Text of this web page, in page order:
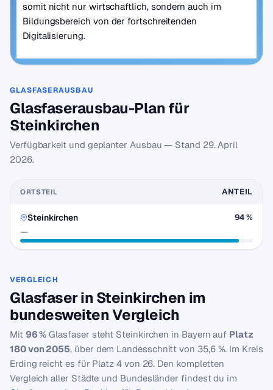
somit nicht nur wirtschaftlich, sondern auch im
Bildungsbereich von der fortschreitenden
Digitalisierung.
GLASFASERAUSBAU
Glasfaserausbau-Plan für
Steinkirchen
Verfügbarkeit und geplanter Ausbau — Stand 29. April
2026.
ORTSTEIL ANTEIL
Steinkirchen
—
94 %
VERGLEICH
Glasfaser in Steinkirchen im
bundesweiten Vergleich
Mit 96 % Glasfaser steht Steinkirchen in Bayern auf Platz
180 von 2055, über dem Landesschnitt von 35,6 %. Im Kreis
Erding reicht es für Platz 4 von 26. Den kompletten
Vergleich aller Städte und Bundesländer findest du im